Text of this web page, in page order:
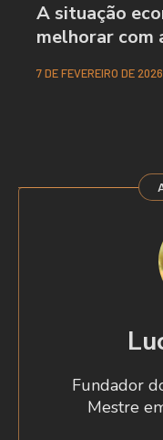
A situação
melhorar com
7 DE FEVEREIRO DE 2026
Fundador
Mestre